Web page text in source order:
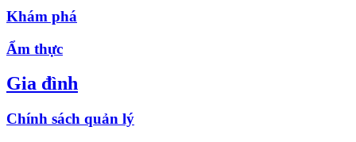
Khám phá
Ẩm thực
Gia đình
Chính sách quản lý